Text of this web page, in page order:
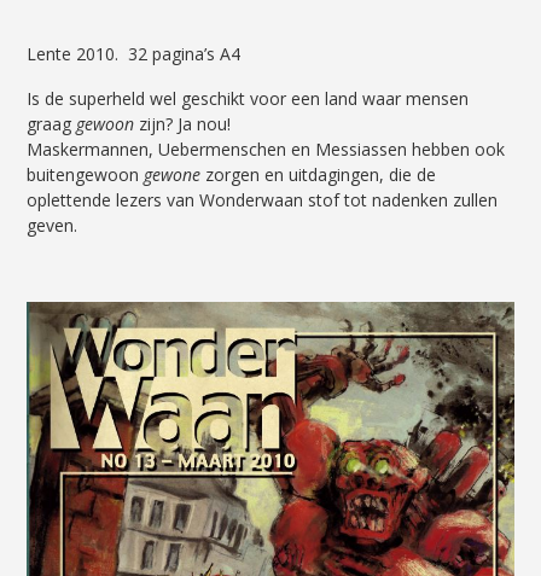
Lente 2010. 32 pagina’s A4
Is de superheld wel geschikt voor een land waar mensen
graag gewoon zijn? Ja nou!
Maskermannen, Uebermenschen en Messiassen hebben ook
buitengewoon gewone zorgen en uitdagingen, die de
oplettende lezers van Wonderwaan stof tot nadenken zullen
geven.